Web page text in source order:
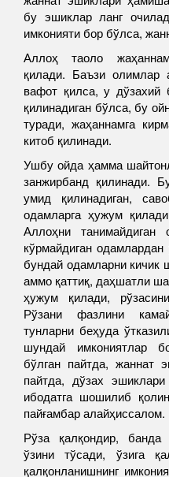
бу эшиклар ланг
имконияти бор бўлса,
Аллоҳ таоло
қилади. Баъзи олимлар
вафот қилса, у дўзахий
қилинадиган бўлса, бу
туради, жаҳаннамга
китоб қилинади.
Ушбу ойда ҳамма
занжирбанд қилинади.
умид қилинадиган,
одамларга ҳужум
Аллоҳни
кўрмайдиган
бундай одамларни кичик
аммо қаттиқ, даҳшатли
ҳужум қилади,
Рўзани фазлини
тунларни беҳуда
шундай имкониятлар
бўлган пайтда, жаннат
пайтда, дўзах
ибодатга шошилиб
пайғамбар алайҳиссалом.
Рўза қалқондир, банда
ўзини тўсади, ўзига
қалқонланишнинг